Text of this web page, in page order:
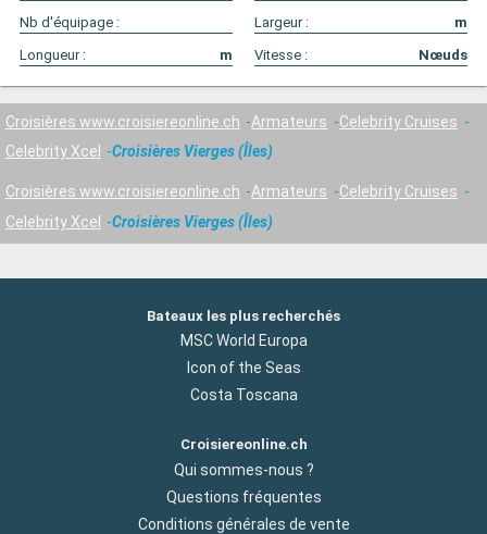
Nb d'équipage :
Largeur :
m
Longueur :
m Vitesse : Nœuds
Croisières www.croisiereonline.ch Armateurs
Celebrity Cruises
Celebrity Xcel
Croisières Vierges (Îles)
Croisières www.croisiereonline.ch Armateurs
Celebrity Cruises
Celebrity Xcel
Croisières Vierges (Îles)
Bateaux les plus recherchés
MSC World Europa
Icon of the Seas
Costa Toscana
Croisiereonline.ch
Qui sommes-nous ?
Questions fréquentes
Conditions générales de vente